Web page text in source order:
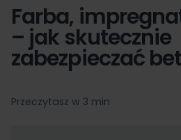
Farba,
– jak skutecznie
zabezpieczać
Przeczytasz w 3 min